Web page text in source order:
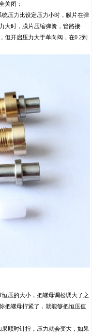
关闭；
压力比设定压力小时，膜片在弹
大时，膜片压缩弹簧，管路接
但开启压力大于单向阀，在0.2到
压的大小，把螺母调松调大了之
把螺母拧紧了，就能够把恒压值
顺时针拧，压力就会变大，如果